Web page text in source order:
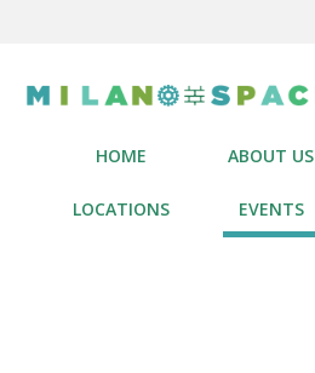
HOME ABOUT US
LOCATIONS EVENTS